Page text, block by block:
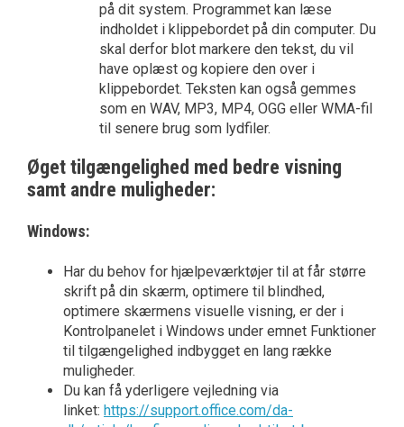
på dit system. Programmet kan læse
indholdet i klippebordet på din computer. Du
skal derfor blot markere den tekst, du vil
have oplæst og kopiere den over i
klippebordet. Teksten kan også gemmes
som en WAV, MP3, MP4, OGG eller WMA-fil
til senere brug som lydfiler.
Øget tilgængelighed med bedre visning
samt andre muligheder:
Windows:
Har du behov for hjælpeværktøjer til at får større
skrift på din skærm, optimere til blindhed,
optimere skærmens visuelle visning, er der i
Kontrolpanelet i Windows under emnet Funktioner
til tilgængelighed indbygget en lang række
muligheder.
Du kan få yderligere vejledning via
linket: https://support.office.com/da-